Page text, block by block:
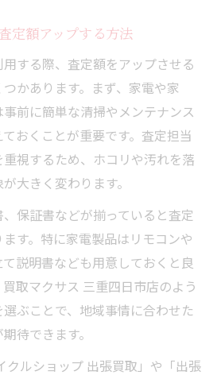
定額アップする方法
する際、査定額をアップさせる
かあります。まず、家電や家
前に簡単な清掃やメンテナンス
おくことが重要です。査定担当
視するため、ホコリや汚れを落
大きく変わります。
保証書などが揃っていると査定
す。特に家電製品はリモコンや
説明書なども用意しておくと良
取マクサス 三重四日市店のよう
ぶことで、地域事情に合わせた
待できます。
クルショップ 出張買取」や「出張